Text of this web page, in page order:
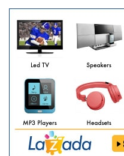
Kelurahan
Sidorejo
Giat
Pemasangan
Spanduk
Posko
PPKM
Mikro
oleh
Personil
Timpah